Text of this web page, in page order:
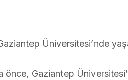
Üniversitesi’nde
önce, Gaziantep